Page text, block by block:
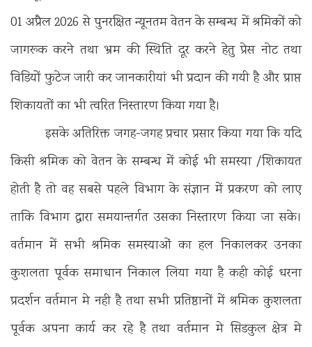
01 अप्रैल 2026 से पुनरक्षित न्यूनतम वेतन के सम्बन्ध में श्रमिकों को
जागरूक करने तथा भ्रम की स्थिति दूर करने हेतु प्रेस नोट तथा
विडियों फुटेज जारी कर जानकारीयां भी प्रदान की गयी है और प्राप्त
शिकायतों का भी त्वरित निस्तारण किया गया है।
इसके अतिरिक्त जगह-जगह प्रचार प्रसार किया गया कि यदि
किसी श्रमिक को वेतन के सम्बन्ध में कोई भी समस्या /शिकायत
होती है तो वह सबसे पहले विभाग के संज्ञान में प्रकरण को लाए
ताकि विभाग द्वारा समयान्तर्गत उसका निस्तारण किया जा सके।
वर्तमान में सभी श्रमिक समस्याओं का हल निकालकर उनका
कुशलता पूर्वक समाधान निकाल लिया गया है कही कोई धरना
प्रदर्शन वर्तमान मे नही है तथा सभी प्रतिष्ठानों में श्रमिक कुशलता
पूर्वक अपना कार्य कर रहे है तथा वर्तमान मे सिडकुल क्षेत्र मे